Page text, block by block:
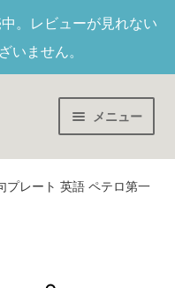
。レビューが見れない
いません。
メニュー
プレート 英語 ペテロ第一